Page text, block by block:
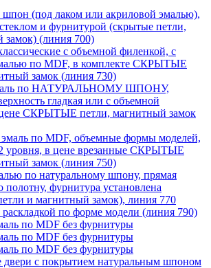
(под лаком или акриловой эмалью),
и фурнитурой (скрытые петли,
замок) (линия 700)
с объемной филенкой, с
по MDF, в комплекте СКРЫТЫЕ
замок (линия 730)
по НАТУРАЛЬНОМУ ШПОНУ,
гладкая или с объемной
СКРЫТЫЕ петли, магнитный замок
по MDF, объемные формы моделей,
уровня, в цене врезанные СКРЫТЫЕ
замок (линия 750)
по натуральному шпону, прямая
полотну, фурнитура установлена
и магнитный замок), линия 770
по форме модели (линия 790)
по MDF без фурнитуры
по MDF без фурнитуры
по MDF без фурнитуры
с покрытием натуральным шпоном